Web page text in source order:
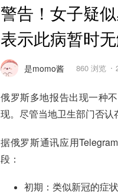
警告！女子疑
表示此病暂时无
是momo酱 860 浏览
俄罗斯多地报告出现一种
现。尽管当地卫生部门否认
据俄罗斯通讯应用
段：
初期：类似新冠的症